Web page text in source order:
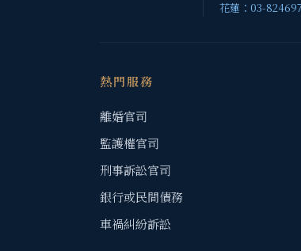
花蓮：03-
熱門服務
離婚官司
監護權官司
刑事訴訟官司
銀行或民間債務
車禍糾紛訴訟